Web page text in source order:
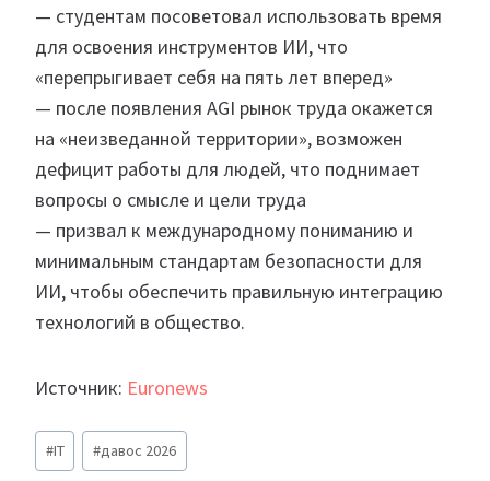
— студентам посоветовал использовать время
для освоения инструментов ИИ, что
«перепрыгивает себя на пять лет вперед»
— после появления AGI рынок труда окажется
на «неизведанной территории», возможен
дефицит работы для людей, что поднимает
вопросы о смысле и цели труда
— призвал к международному пониманию и
минимальным стандартам безопасности для
ИИ, чтобы обеспечить правильную интеграцию
технологий в общество.
Источник: Euronews
Метки
записи:
#IT #давос 2026